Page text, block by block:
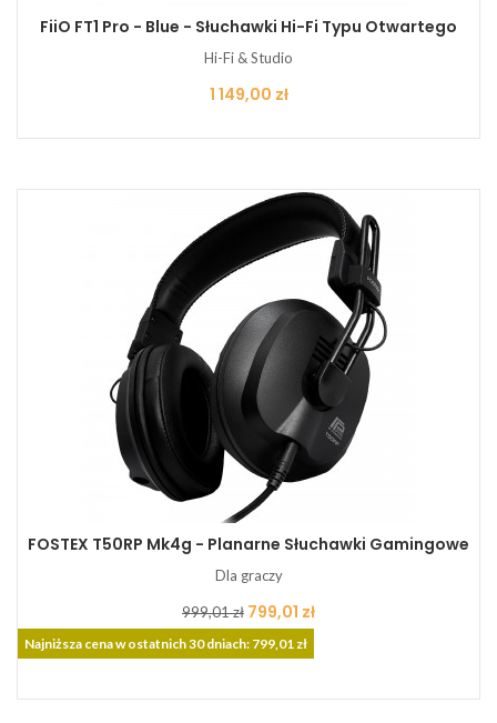
FiiO FT1 Pro - Blue - Słuchawki Hi-Fi Typu Otwartego
Hi-Fi & Studio
Cena
1 149,00 zł
FOSTEX T50RP Mk4g - Planarne Słuchawki Gamingowe
Dla graczy
Cena
podstawowa
999,01 zł Cena
799,01 zł
Najniższa cena w ostatnich 30 dniach: 799,01 zł